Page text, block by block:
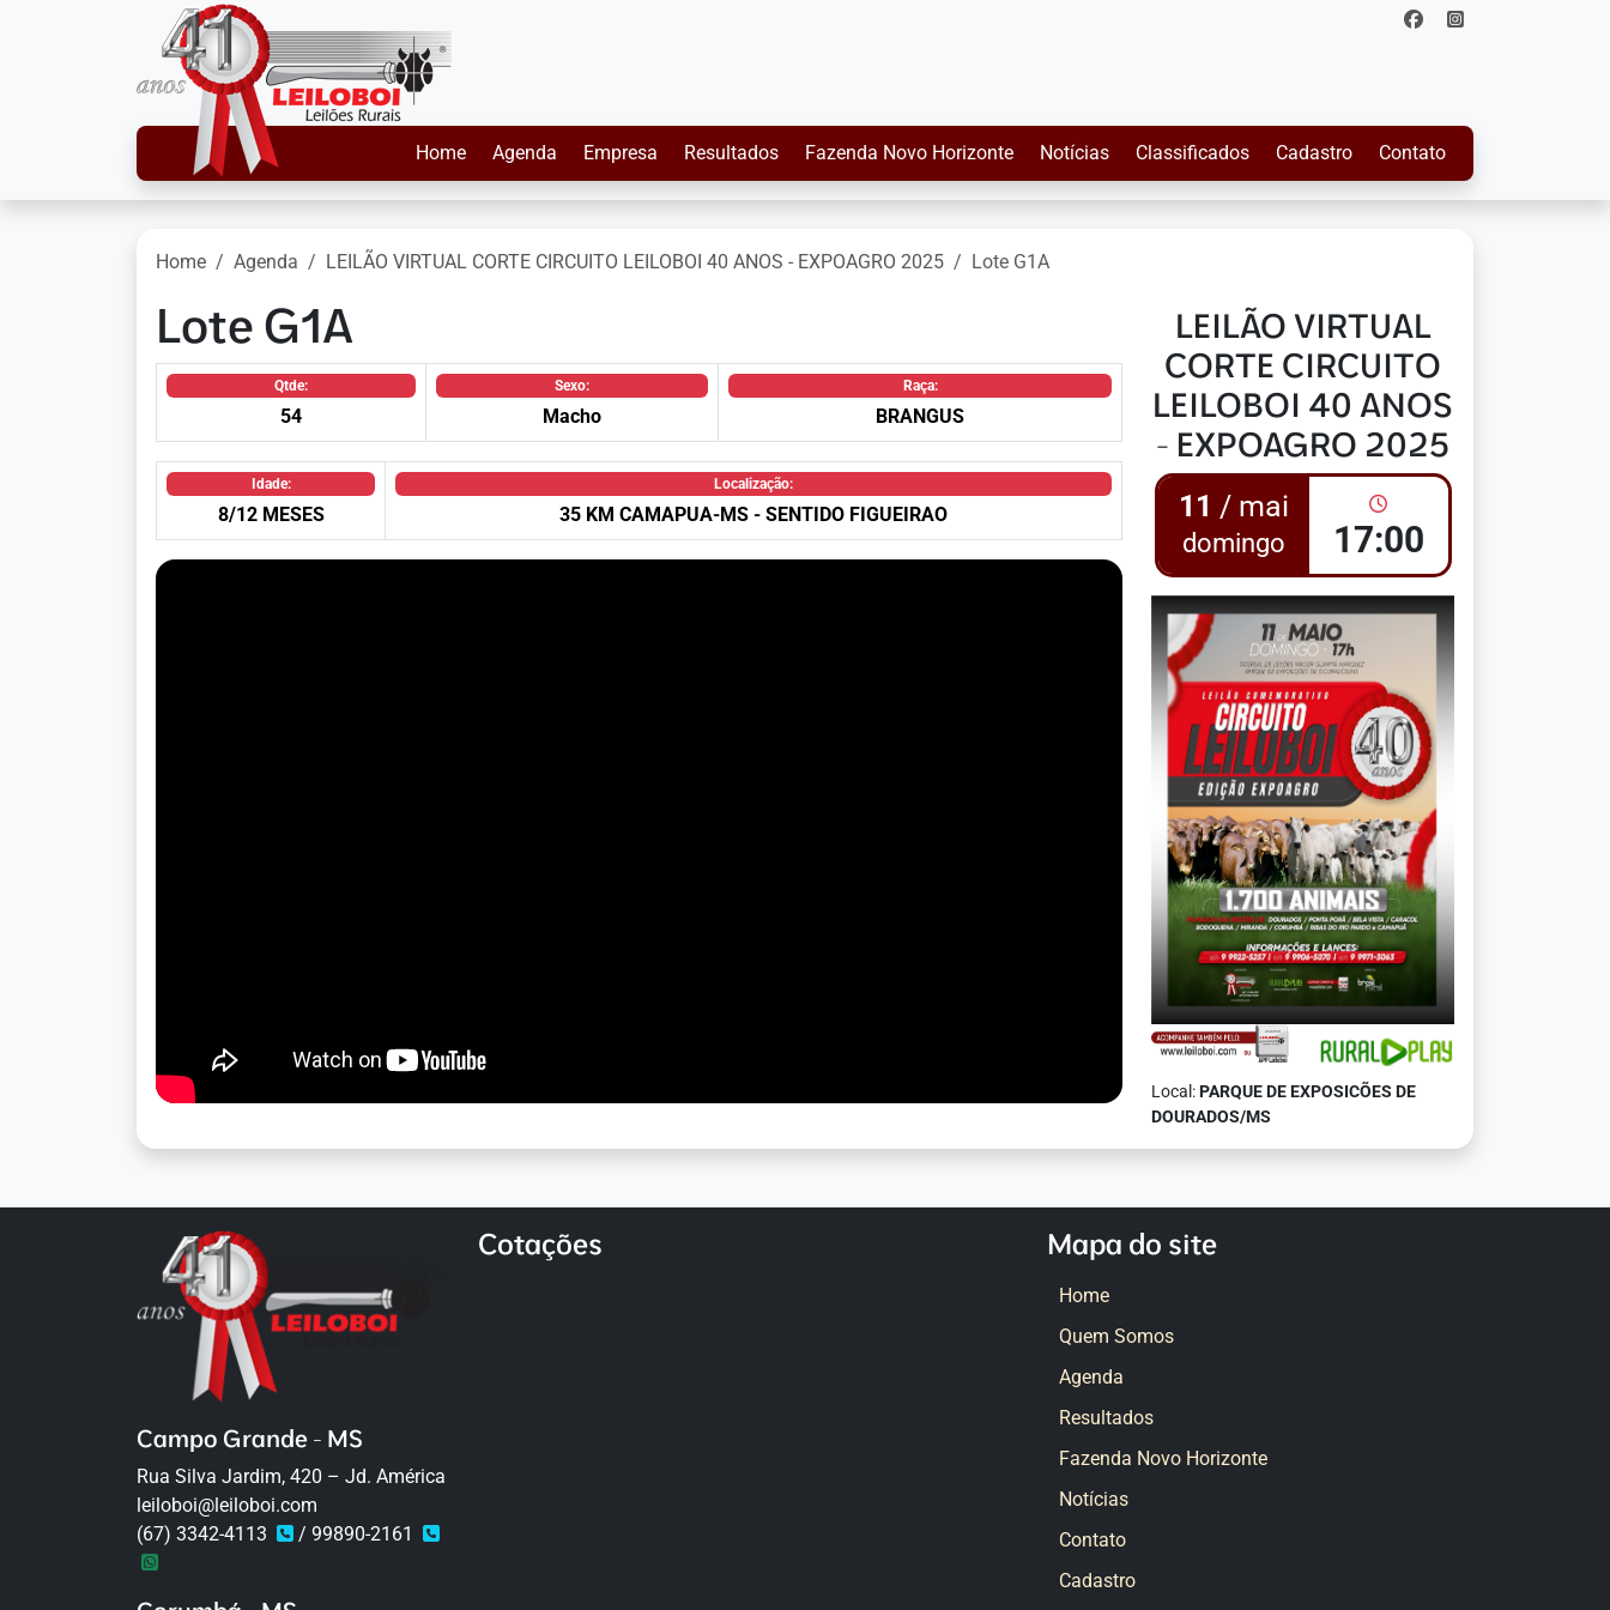
Home Agenda Empresa Resultados Fazenda Novo Horizonte Notícias Classificados Cadastro Contato
Home Agenda LEILÃO VIRTUAL CORTE CIRCUITO LEILOBOI 40 ANOS - EXPOAGRO 2025 Lote G1A
Lote G1A
Qtde:
54
Sexo:
Macho
Raça:
BRANGUS
Idade:
8/12 MESES
Localização:
35 KM CAMAPUA-MS - SENTIDO FIGUEIRAO
LEILÃO VIRTUAL
CORTE CIRCUITO
LEILOBOI 40 ANOS
- EXPOAGRO 2025
11 / mai
domingo 17:00
Local:PARQUE DE EXPOSICÕES DE
DOURADOS/MS
Campo Grande - MS
Rua Silva Jardim, 420 – Jd. América
leiloboi@leiloboi.com
(67) 3342-4113
/ 99890-2161
Cotações Mapa do site
Home
Quem Somos
Agenda
Resultados
Fazenda Novo Horizonte
Notícias
Contato
Cadastro